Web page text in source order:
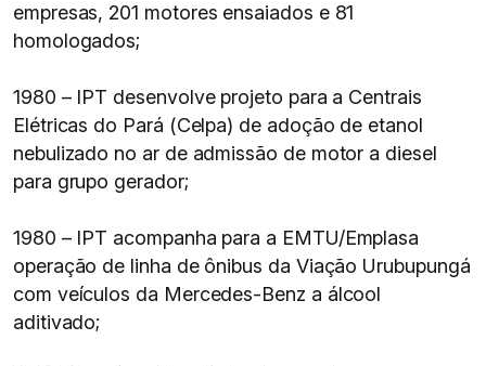
empresas, 201 motores ensaiados e 81
homologados;
1980 – IPT desenvolve projeto para a Centrais
Elétricas do Pará (Celpa) de adoção de etanol
nebulizado no ar de admissão de motor a diesel
para grupo gerador;
1980 – IPT acompanha para a EMTU/Emplasa
operação de linha de ônibus da Viação Urubupungá
com veículos da Mercedes-Benz a álcool
aditivado;